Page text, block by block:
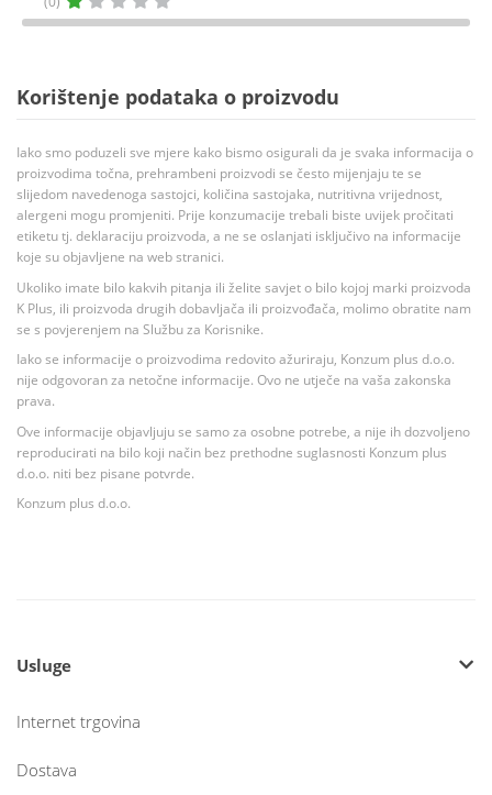
Korištenje podataka o proizvodu
Iako smo poduzeli sve mjere kako bismo osigurali da je svaka informacija o
proizvodima točna, prehrambeni proizvodi se često mijenjaju te se
slijedom navedenoga sastojci, količina sastojaka, nutritivna vrijednost,
alergeni mogu promjeniti. Prije konzumacije trebali biste uvijek pročitati
etiketu tj. deklaraciju proizvoda, a ne se oslanjati isključivo na informacije
koje su objavljene na web stranici.
Ukoliko imate bilo kakvih pitanja ili želite savjet o bilo kojoj marki proizvoda
K Plus, ili proizvoda drugih dobavljača ili proizvođača, molimo obratite nam
se s povjerenjem na Službu za Korisnike.
Iako se informacije o proizvodima redovito ažuriraju, Konzum plus d.o.o.
nije odgovoran za netočne informacije. Ovo ne utječe na vaša zakonska
prava.
Ove informacije objavljuju se samo za osobne potrebe, a nije ih dozvoljeno
reproducirati na bilo koji način bez prethodne suglasnosti Konzum plus
d.o.o. niti bez pisane potvrde.
Konzum plus d.o.o.
Usluge
Internet trgovina
Dostava